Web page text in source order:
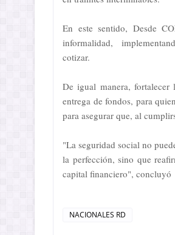
En este sentido, Desde
informalidad,
cotizar.
De igual manera,
entrega de fondos, para
para asegurar que, al
"La seguridad social no
la perfección, sino que
capital financiero", concluyó
NACIONALES RD